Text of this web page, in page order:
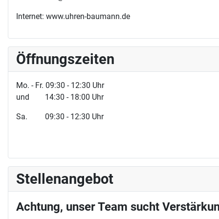
Internet: www.uhren-baumann.de
Öffnungszeiten
Mo. - Fr. 09:30 - 12:30 Uhr
und 14:30 - 18:00 Uhr
Sa. 09:30 - 12:30 Uhr
Stellenangebot
Achtung, unser Team sucht